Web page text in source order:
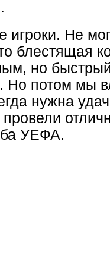
игроки. Не
блестящая
но
Но потом мы
нужна
УЕФА.